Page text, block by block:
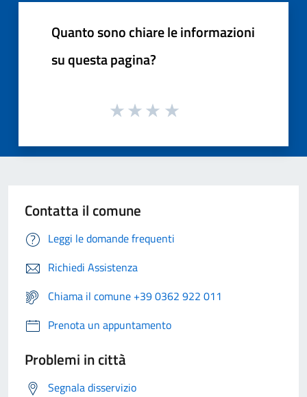
Quanto sono chiare le informazioni
su questa pagina?
Contatta il comune
Leggi le domande frequenti
Richiedi Assistenza
Chiama il comune +39 0362 922 011
Prenota un appuntamento
Problemi in città
Segnala disservizio